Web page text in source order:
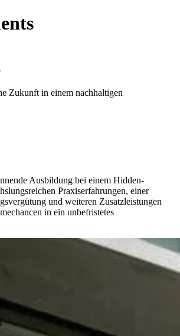
Zukunft in einem nachhaltigen
Ausbildung bei einem Hidden-
Praxiserfahrungen, einer
und weiteren Zusatzleistungen
in ein unbefristetes